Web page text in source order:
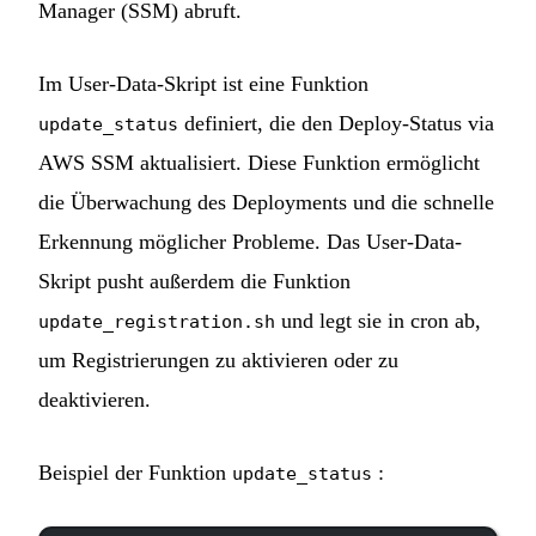
Manager (SSM) abruft.
Im User-Data-Skript ist eine Funktion
update_status definiert, die den Deploy-Status via
AWS SSM aktualisiert. Diese Funktion ermöglicht
die Überwachung des Deployments und die schnelle
Erkennung möglicher Probleme. Das User-Data-
Skript pusht außerdem die Funktion
update_registration.sh und legt sie in cron ab,
um Registrierungen zu aktivieren oder zu
deaktivieren.
Beispiel der Funktion update_status :